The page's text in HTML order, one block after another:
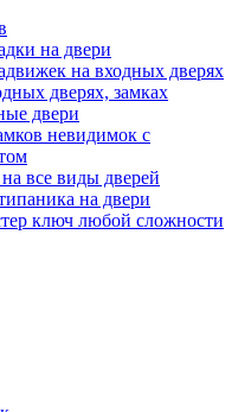
на двери
на входных дверях
дверях, замках
двери
невидимок с
все виды дверей
на двери
ключ любой сложности